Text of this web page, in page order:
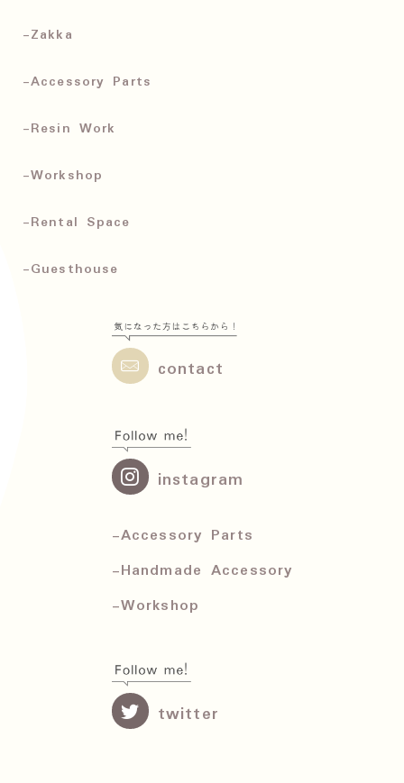
-Zakka
-Accessory Parts
-Resin Work
-Workshop
-Rental Space
-Guesthouse
contact
instagram
-Accessory Parts
-Handmade Accessory
-Workshop
twitter